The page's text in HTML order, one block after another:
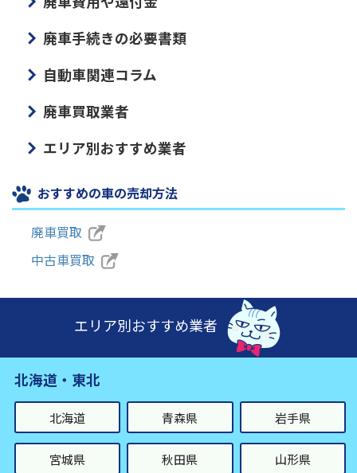
廃車手続きの必要書類
自動車関連コラム
廃車買取業者
エリア別おすすめ業者
おすすめの車の売却方法
廃車買取
中古車買取
エリア別おすすめ業者
北海道・東北
北海道 青森県 岩手県
宮城県 秋田県 山形県